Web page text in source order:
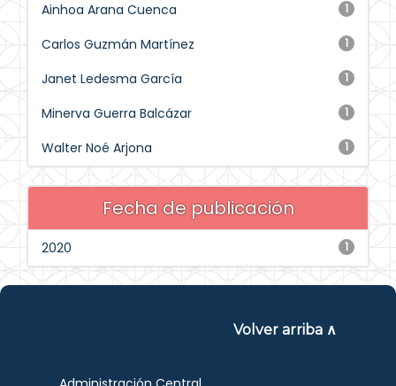
1
Ainhoa Arana Cuenca
1
Carlos Guzmán Martínez
1
Janet Ledesma García
1
Minerva Guerra Balcázar
1
Walter Noé Arjona
Fecha de publicación
1
2020
Volver arriba ∧